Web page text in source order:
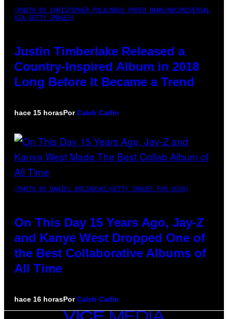
(PHOTO BY CHRISTOPHER POLK/NBCU PHOTO BANK/NBCUNIVERSAL
VIA GETTY IMAGES)
Justin Timberlake Released a
Country-Inspired Album in 2018
Long Before It Became a Trend
hace 15 horasPorCaleb Catlin
(PHOTO BY DANIEL BOCZARSKI/GETTY IMAGES FOR VEVO)
On This Day 15 Years Ago, Jay-Z
and Kanye West Dropped One of
the Best Collaborative Albums of
All Time
hace 16 horasPorCaleb Catlin
VICE